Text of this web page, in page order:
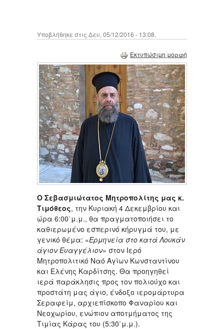
Υποβλήθηκε στις Δευ, 05/12/2016 - 13:08.
Εκτυπώσιμη μορφή
Ο Σεβασμιώτατος Μητροπολίτης μας κ.
Τιμόθεος, την Κυριακή 4 Δεκεμβρίου και
ώρα 6:00΄μ.μ., θα πραγματοποιήσει το
καθιερωμένο εσπερινό κήρυγμά του, με
γενικό θέμα: «Ερμηνεία στο κατά Λουκάν
άγιον Ευαγγέλιον» στον Ιερό
Μητροπολιτικό Ναό Αγίων Κωνσταντίνου
και Ελένης Καρδίτσης. Θα προηγηθεί
ιερά παράκλησις προς τον πολιούχο και
προστάτη μας άγιο, ένδοξο ιερομάρτυρα
Σεραφείμ, αρχιεπίσκοπο Φαναρίου και
Νεοχωρίου, ενώπιον αποτμήματος της
Τιμίας Κάρας του (5:30΄μ.μ.).